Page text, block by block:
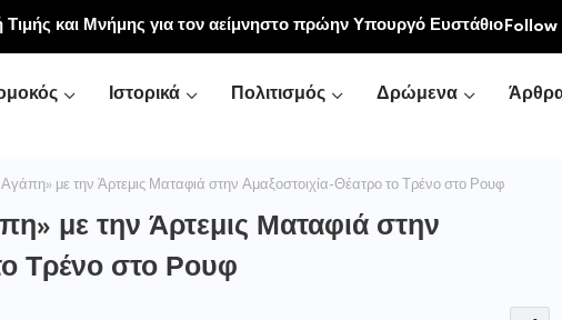
Δήμου Δομοκού προς τις Πρωταθλήτριες Ευρώπης Άννα- Follow
Ιστορικά Πολιτισμός Δρώμενα
με την Άρτεμις Ματαφιά στην Αμαξοστοιχία-Θέατρο το Τρένο στο Ρουφ
με την Άρτεμις Ματαφιά στην
Τρένο στο Ρουφ